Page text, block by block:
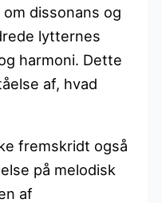
dissonans og
lytternes
harmoni. Dette
af, hvad
fremskridt også
på melodisk
af